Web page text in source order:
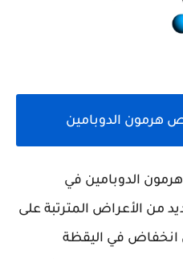
هرمون الدوبامين
الدوبامين في
من الأعراض المترتبة على
في اليقظة